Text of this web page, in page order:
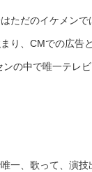
ただのイケメン
り、CMでの広告
の中で唯一テレ
一、歌って、演技